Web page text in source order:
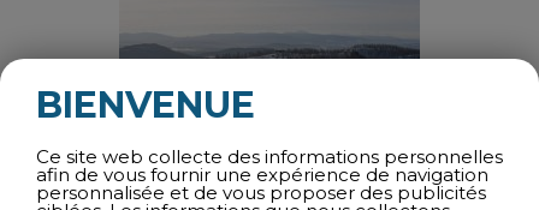
BIENVENUE
Ce site web collecte des informations personnelles
afin de vous fournir une expérience de navigation
personnalisée et de vous proposer des publicités